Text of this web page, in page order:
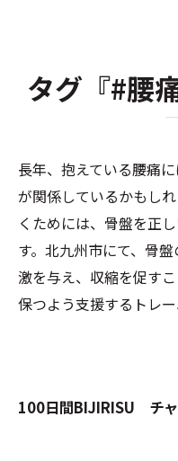
タグ『#腰
長年、抱えている腰痛
が関係しているかもし
くためには、骨盤を正
す。北九州市にて、骨
激を与え、収縮を促す
保つよう支援するトレ
100日間BIJIRISU チ